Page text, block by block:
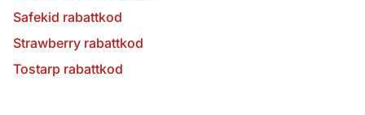
Safekid rabattkod
Strawberry rabattkod
Tostarp rabattkod